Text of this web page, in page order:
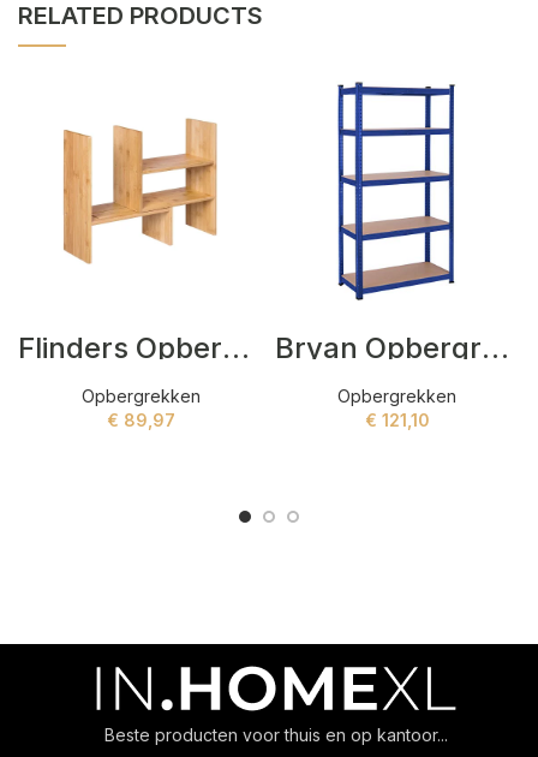
RELATED PRODUCTS
Flinders Opbergrekken Beige
Opbergrekken
€ 89,97
Bryan Opbergrekken Blauw
Opbergrekken
€ 121,10
Beste producten voor thuis en op kantoor...